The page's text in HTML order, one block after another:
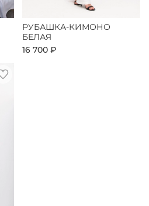
РУБАШКА-КИМОНО
БЕЛАЯ
16 700 ₽